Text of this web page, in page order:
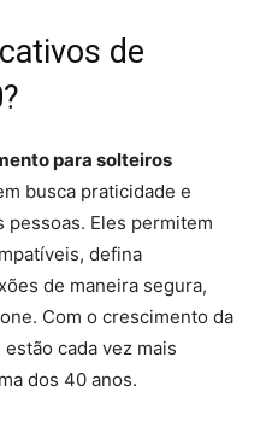
de
para solteiros
busca praticidade e
Eles permitem
defina
de maneira segura,
Com o crescimento da
cada vez mais
dos 40 anos.